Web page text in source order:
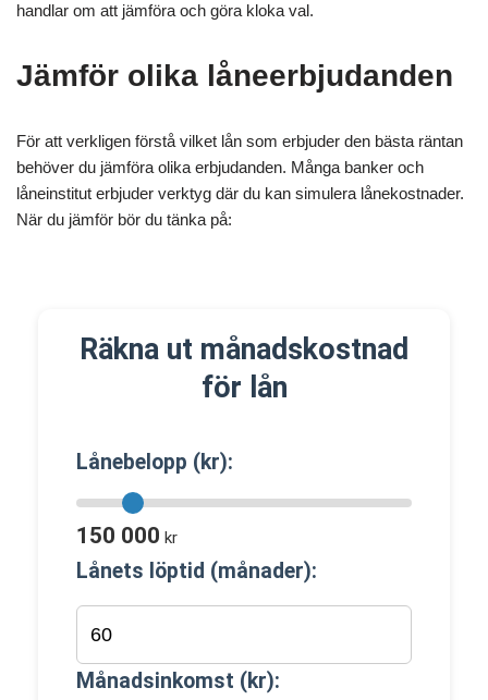
handlar om att jämföra och göra kloka val.
Jämför olika låneerbjudanden
För att verkligen förstå vilket lån som erbjuder den bästa räntan
behöver du jämföra olika erbjudanden. Många banker och
låneinstitut erbjuder verktyg där du kan simulera lånekostnader.
När du jämför bör du tänka på:
Räkna ut månadskostnad
för lån
Lånebelopp (kr):
150 000 kr
Lånets löptid (månader):
Månadsinkomst (kr):